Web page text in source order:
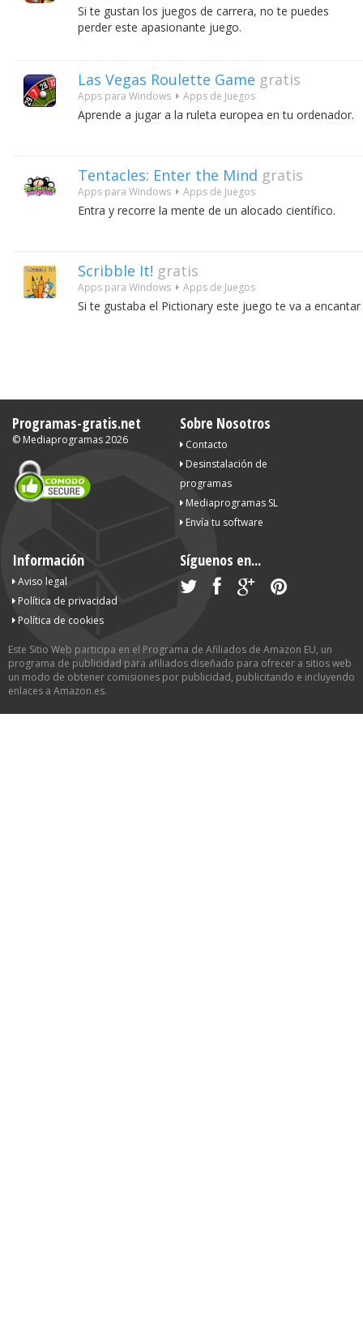
Si te gustan los juegos de carrera, no te puedes
perder este apasionante juego.
Las Vegas Roulette Game gratis
Apps para Windows Apps de Juegos
Aprende a jugar a la ruleta europea en tu ordenador.
Tentacles: Enter the Mind gratis
Apps para Windows Apps de Juegos
Entra y recorre la mente de un alocado científico.
Scribble It! gratis
Apps para Windows Apps de Juegos
Si te gustaba el Pictionary este juego te va a encantar
Programas-gratis.net
© Mediaprogramas2026
Sobre Nosotros
Contacto
Desinstalación de
programas
Mediaprogramas SL
Envía tu software
Información
Aviso legal
Política de privacidad
Política de cookies
Síguenos en...
Este Sitio Web participa en el Programa de Afiliados de Amazon EU, un
programa de publicidad para afiliados diseñado para ofrecer a sitios web
un modo de obtener comisiones por publicidad, publicitando e incluyendo
enlaces a Amazon.es.